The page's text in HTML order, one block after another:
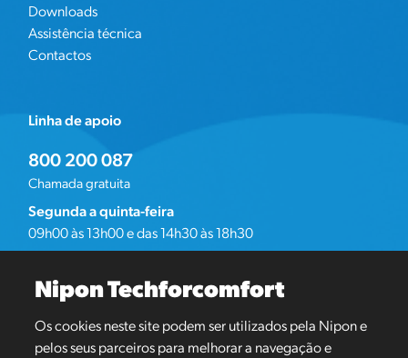
Downloads
Assistência técnica
Contactos
Linha de apoio
800 200 087
Chamada gratuita
Segunda a quinta-feira
09h00 às 13h00 e das 14h30 às 18h30
09h00 às 16h00
Redes sociais
Nipon Techforcomfort
Os cookies neste site podem ser utilizados pela Nipon e
pelos seus parceiros para melhorar a navegação e